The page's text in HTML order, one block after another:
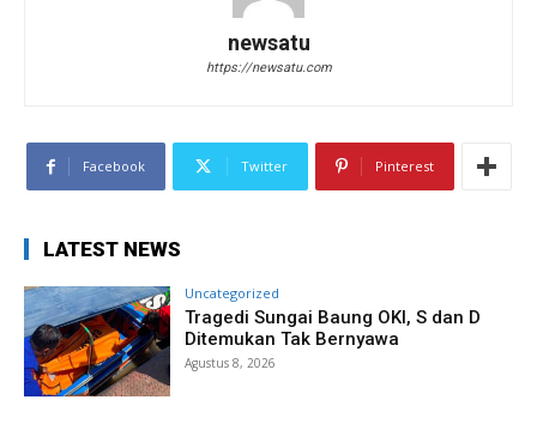
newsatu
https://newsatu.com
Facebook Twitter Pinterest
LATEST NEWS
Uncategorized
Tragedi Sungai Baung OKI, S dan D
Ditemukan Tak Bernyawa
Agustus 8, 2026